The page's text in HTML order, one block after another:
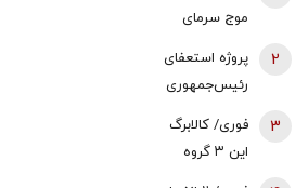
موج سرمای
دنبال سوخت
پروژه استعفای
رئیس‌جمهوری
دوباره روی میز
تندروها/ آنها
2
فوری/ کالابرگ
این ۳ گروه
3